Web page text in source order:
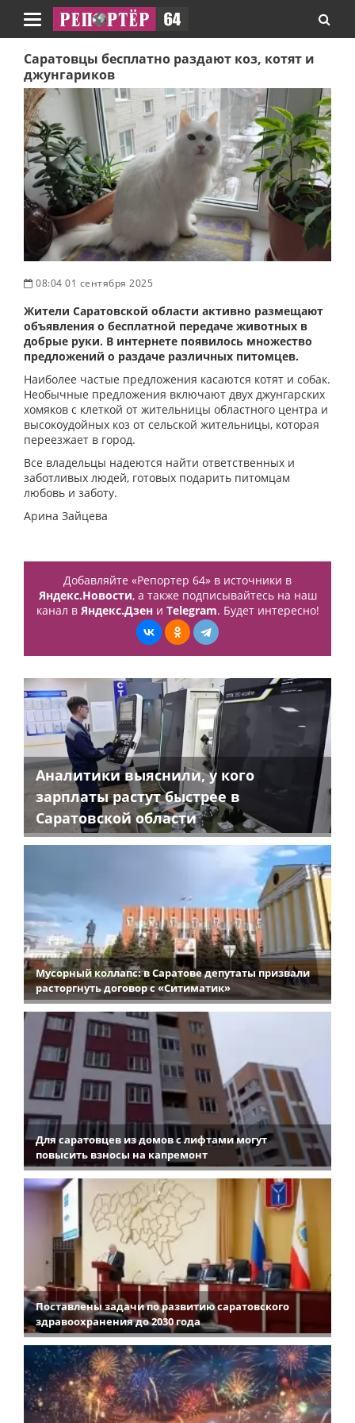
Навигация
Саратовцы бесплатно раздают коз, котят и
джунгариков
08:04 01 сентября 2025
Жители Саратовской области активно размещают
объявления о бесплатной передаче животных в
добрые руки. В интернете появилось множество
предложений о раздаче различных питомцев.
Наиболее частые предложения касаются котят и собак.
Необычные предложения включают двух джунгарских
хомяков с клеткой от жительницы областного центра и
высокоудойных коз от сельской жительницы, которая
переезжает в город.
Все владельцы надеются найти ответственных и
заботливых людей, готовых подарить питомцам
любовь и заботу.
Арина Зайцева
Добавляйте «Репортер 64» в источники в
Яндекс.Новости, а также подписывайтесь на наш
канал в Яндекс.Дзени Telegram. Будет интересно!
Аналитики выяснили, у кого
зарплаты растут быстрее в
Саратовской области
Мусорный коллапс: в Саратове депутаты призвали
расторгнуть договор с «Ситиматик»
Для саратовцев из домов с лифтами могут
повысить взносы на капремонт
Поставлены задачи по развитию саратовского
здравоохранения до 2030 года